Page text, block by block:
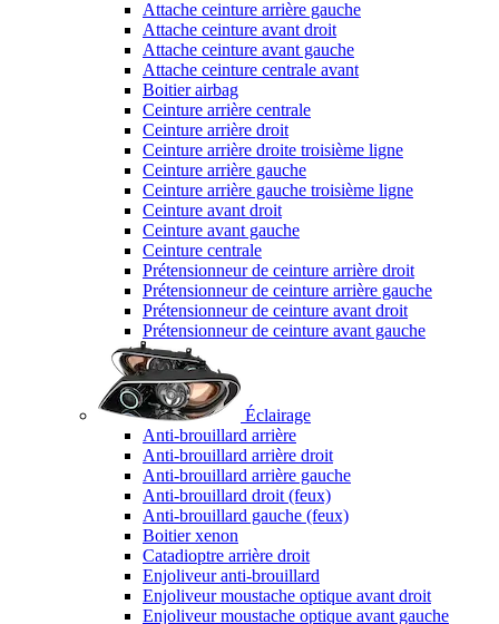
Attache ceinture arrière gauche
Attache ceinture avant droit
Attache ceinture avant gauche
Attache ceinture centrale avant
Boitier airbag
Ceinture arrière centrale
Ceinture arrière droit
Ceinture arrière droite troisième ligne
Ceinture arrière gauche
Ceinture arrière gauche troisième ligne
Ceinture avant droit
Ceinture avant gauche
Ceinture centrale
Prétensionneur de ceinture arrière droit
Prétensionneur de ceinture arrière gauche
Prétensionneur de ceinture avant droit
Prétensionneur de ceinture avant gauche
Éclairage
Anti-brouillard arrière
Anti-brouillard arrière droit
Anti-brouillard arrière gauche
Anti-brouillard droit (feux)
Anti-brouillard gauche (feux)
Boitier xenon
Catadioptre arrière droit
Enjoliveur anti-brouillard
Enjoliveur moustache optique avant droit
Enjoliveur moustache optique avant gauche